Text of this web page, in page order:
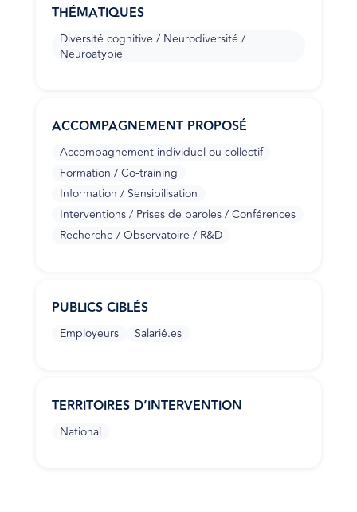
THÉMATIQUES
Diversité cognitive / Neurodiversité /
Neuroatypie
ACCOMPAGNEMENT PROPOSÉ
Accompagnement individuel ou collectif
Formation / Co-training
Information / Sensibilisation
Interventions / Prises de paroles / Conférences
Recherche / Observatoire / R&D
PUBLICS CIBLÉS
Employeurs Salarié.es
TERRITOIRES D’INTERVENTION
National